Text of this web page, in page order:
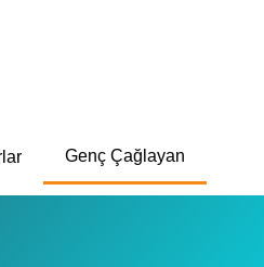
Genç Çağlayan